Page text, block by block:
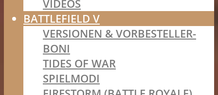
VIDEOS
BATTLEFIELD V
VERSIONEN & VORBESTELLER-
BONI
TIDES OF WAR
SPIELMODI